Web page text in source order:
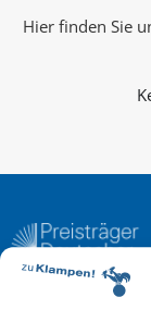
Hier finden Sie